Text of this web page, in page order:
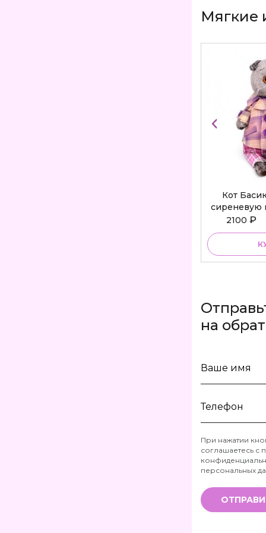
Мягкие
Кот
сиреневую
2100₽
на
Ваше
Телефон
*
При нажатии
соглашаетесь с
персональных